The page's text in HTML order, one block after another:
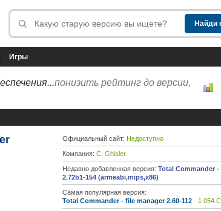
Игры
понизить рейтинг до версии,
Официальный сайт: Недоступно
Компания: C. Ghisler
Недавно добавленная версия: Total Commander
2.72b1-154 (armeabi,mips,x86)
Самая популярная версия:
Total Commander - file manager 2.60-112 - 1 054